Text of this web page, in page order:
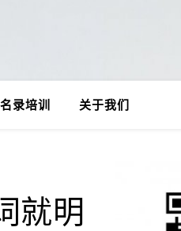
名录培训 关于我们
就明